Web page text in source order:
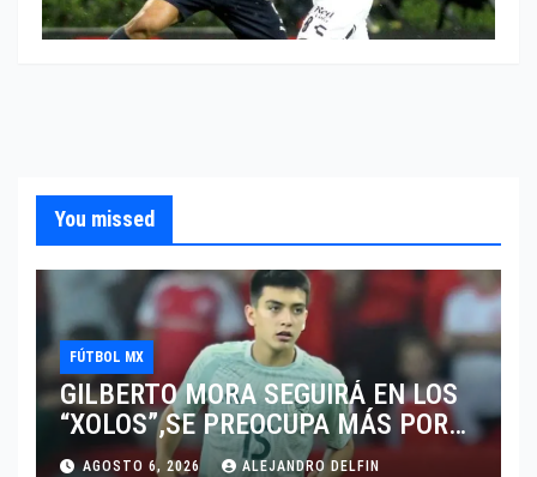
You missed
FÚTBOL MX
GILBERTO MORA SEGUIRÁ EN LOS
“XOLOS”,SE PREOCUPA MÁS POR
JUGAR EN SU EQUIPO.
AGOSTO 6, 2026 ALEJANDRO DELFIN